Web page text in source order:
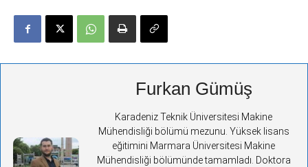
Furkan Gümüş
Karadeniz Teknik Üniversitesi Makine
Mühendisliği bölümü mezunu. Yüksek lisans
eğitimini Marmara Üniversitesi Makine
Mühendisliği bölümünde tamamladı. Doktora